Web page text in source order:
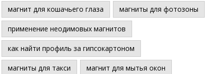
магнит для кошачьего глаза магниты для фотозоны
применение неодимовых магнитов
как найти профиль за гипсокартоном
магниты для такси магнит для мытья окон